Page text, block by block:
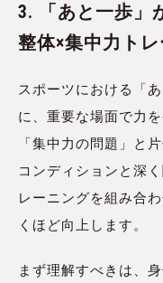
3. 「あと一歩」
整体×集中力ト
スポーツにおける「
に、重要な場面で力
「集中力の問題」と
コンディションと深
レーニングを組み合
くほど向上します。
まず理解すべきは、